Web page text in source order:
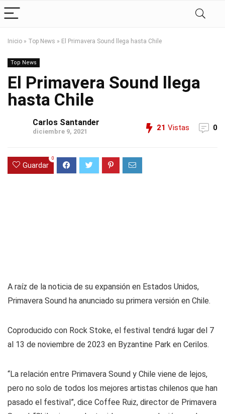
Inicio » Top News » El Primavera Sound llega hasta Chile
Top News
El Primavera Sound llega
hasta Chile
Carlos Santander
diciembre 9, 2021 21 Vistas 0
Guardar
0
A raíz de la noticia de su expansión en Estados Unidos,
Primavera Sound ha anunciado su primera versión en Chile.
Coproducido con Rock Stoke, el festival tendrá lugar del 7
al 13 de noviembre de 2023 en Byzantine Park en Cerilos.
“La relación entre Primavera Sound y Chile viene de lejos,
pero no solo de todos los mejores artistas chilenos que han
pasado el festival”, dice Coffee Ruiz, director de Primavera